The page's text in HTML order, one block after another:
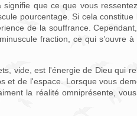
signifie que ce que vous
pourcentage. Si cela
de la souffrance.
fraction, ce qui s’ouvre à
vide, est l'énergie de Dieu qui
et de l'espace. Lorsque vous
la réalité omniprésente,